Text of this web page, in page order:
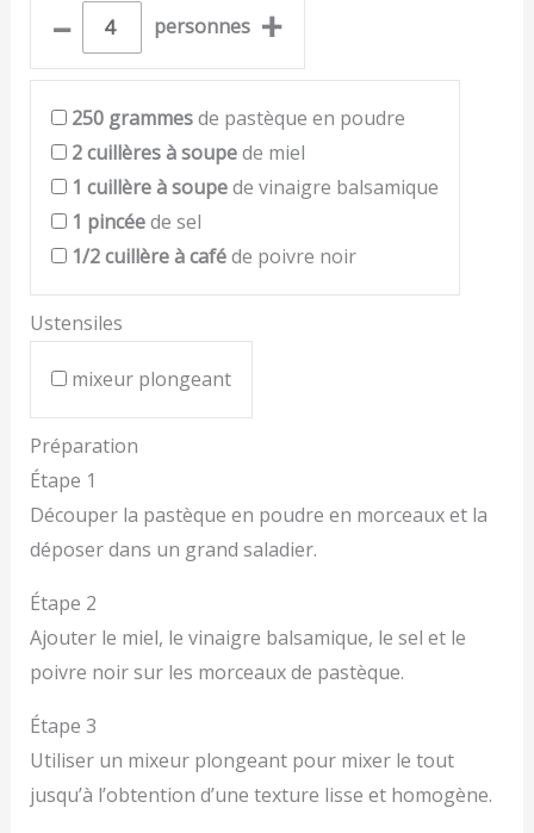
– personnes +
250 grammesde pastèque en poudre
2cuillères à soupede miel
1 cuillère à soupede vinaigre balsamique
1 pincéede sel
1/2cuillère à caféde poivre noir
Ustensiles
mixeur plongeant
Préparation
Étape 1
Découper la pastèque en poudre en morceaux et la
déposer dans un grand saladier.
Étape 2
Ajouter le miel, le vinaigre balsamique, le sel et le
poivre noir sur les morceaux de pastèque.
Étape 3
Utiliser un mixeur plongeant pour mixer le tout
jusqu’à l’obtention d’une texture lisse et homogène.